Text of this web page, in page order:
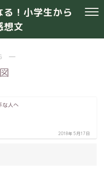
！小学生から
想文
―
な人へ
2018年5月17日